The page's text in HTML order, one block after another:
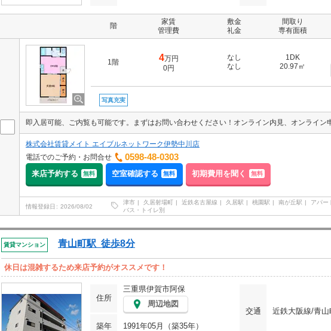
階
家賃
管理費
敷金
礼金
間取り
専有面積
1階 4万円
0円
なし
なし
1DK
20.97㎡
写真充実
即入居可能、ご内覧も可能です。まずはお問い合わせください！オンライン内見、オンライン
株式会社賃貸メイト エイブルネットワーク伊勢中川店
電話でのご予約・お問合せ
0598-48-0303
来店予約する 無料 空室確認する 無料 初期費用を聞く 無料
情報登録日 2026/08/02
津市 久居射場町 近鉄名古屋線 久居駅 桃園駅 南が丘駅 アパー
バス・トイレ別
賃貸マンション 青山町駅 徒歩8分
休日は混雑するため来店予約がオススメです！
住所
三重県伊賀市阿保
周辺地図
交通
近鉄大阪線/青
築年
1991年05月（築35年）